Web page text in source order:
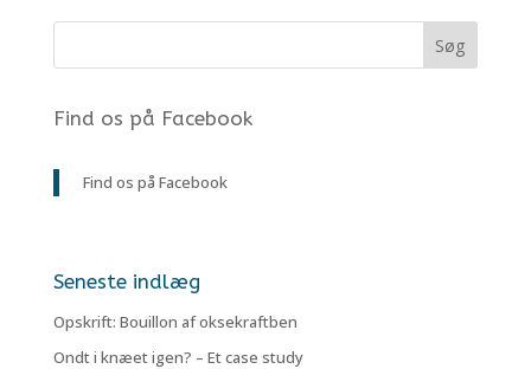
Find os på Facebook
Find os på Facebook
Seneste indlæg
Opskrift: Bouillon af oksekraftben
Ondt i knæet igen? – Et case study